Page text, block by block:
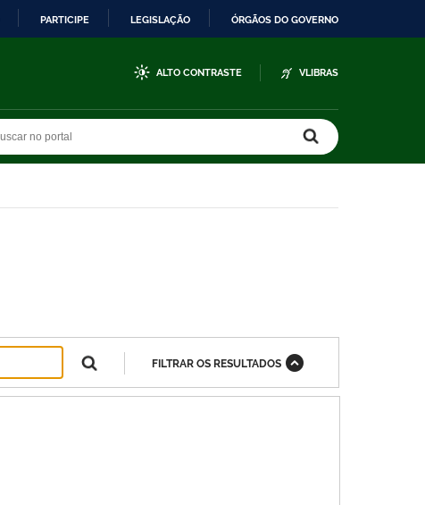
PARTICIPE LEGISLAÇÃO ÓRGÃOS DO GOVERNO
ALTO CONTRASTE VLIBRAS
FILTRAR OS RESULTADOS